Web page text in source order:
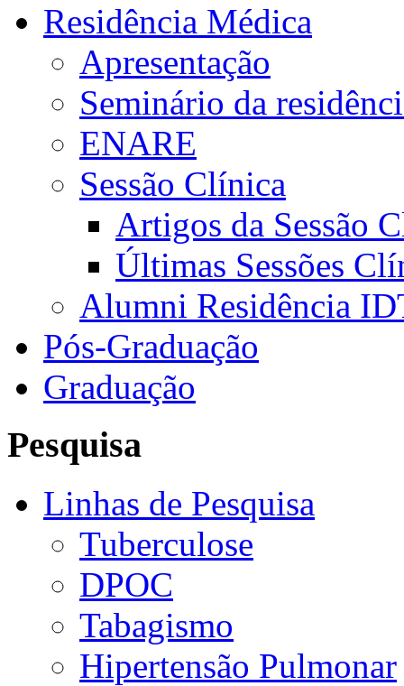
Residência Médica
Apresentação
Seminário da
ENARE
Sessão Clínica
Artigos da Sessão
Últimas Sessões
Alumni Residência
Pós-Graduação
Graduação
Pesquisa
Linhas de Pesquisa
Tuberculose
DPOC
Tabagismo
Hipertensão Pulmonar